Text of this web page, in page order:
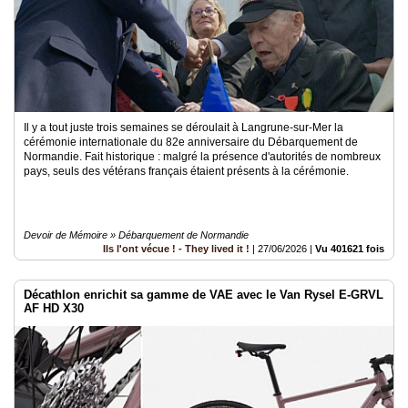
Il y a tout juste trois semaines se déroulait à Langrune-sur-Mer la
cérémonie internationale du 82e anniversaire du Débarquement de
Normandie. Fait historique : malgré la présence d'autorités de nombreux
pays, seuls des vétérans français étaient présents à la cérémonie.
Devoir de Mémoire » Débarquement de Normandie
Ils l'ont vécue ! - They lived it ! | 27/06/2026 | Vu 401621 fois
Décathlon enrichit sa gamme de VAE avec le Van Rysel E-GRVL
AF HD X30